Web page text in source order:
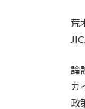
荒
論
カ
政